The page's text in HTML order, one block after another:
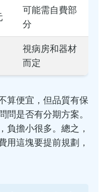
可能需自費部
分
視病房和器材
而定
算便宜，但品質有保
問是否有分期方案。
負擔小很多。總之，
用這塊要提前規劃，